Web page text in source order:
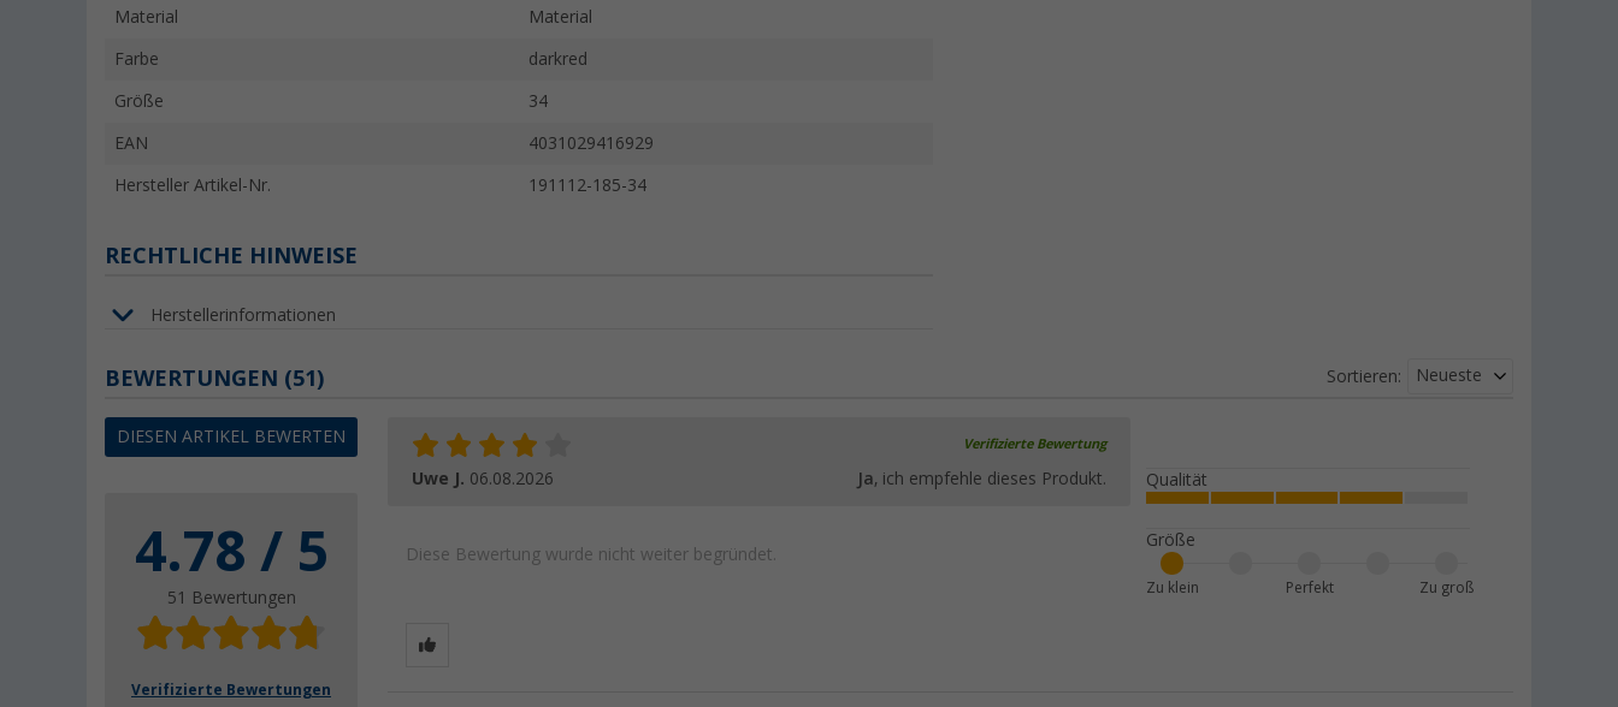
Material Material
Farbe darkred
Größe 34
EAN 4031029416929
Hersteller Artikel-Nr. 191112-185-34
RECHTLICHE HINWEISE
Herstellerinformationen
BEWERTUNGEN (51)
DIESEN ARTIKEL BEWERTEN
4.78 / 5
51 Bewertungen
Verifizierte Bewertungen
Sortieren: Neueste
Verifizierte Bewertung
Uwe J. 06.08.2026 Ja, ich empfehle dieses Produkt.
Diese Bewertung wurde nicht weiter begründet.
Qualität
Größe
Zu groß
Perfekt
Zu klein